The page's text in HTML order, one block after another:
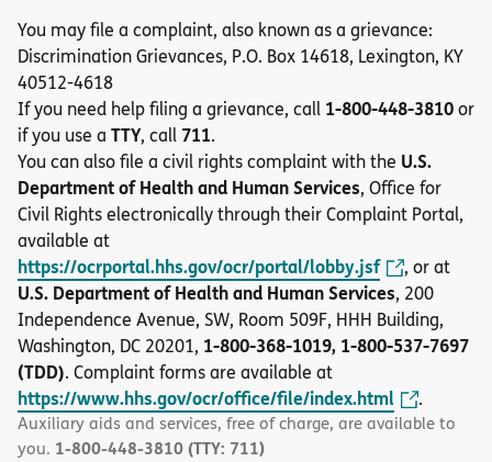
You may file a complaint, also known as a grievance:
Discrimination Grievances, P.O. Box 14618, Lexington, KY
40512-4618
If you need help filing a grievance, call 1-800-448-3810or
if you use a TTY, call 711.
You can also file a civil rights complaint with the U.S.
Department of Health and Human Services, Office for
Civil Rights electronically through their Complaint Portal,
available at
https://ocrportal.hhs.gov/ocr/portal/lobby.jsf , or at
U.S. Department of Health and Human Services, 200
Independence Avenue, SW, Room 509F, HHH Building,
Washington, DC 20201, 1-800-368-1019, 1-800-537-7697
(TDD). Complaint forms are available at
https://www.hhs.gov/ocr/office/file/index.html .
Auxiliary aids and services, free of charge, are available to
you. 1-800-448-3810 (TTY: 711)